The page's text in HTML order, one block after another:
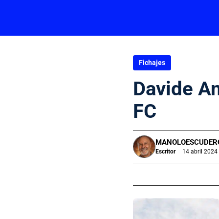
Fichajes
Davide
FC
Escritor 14 abril 2024